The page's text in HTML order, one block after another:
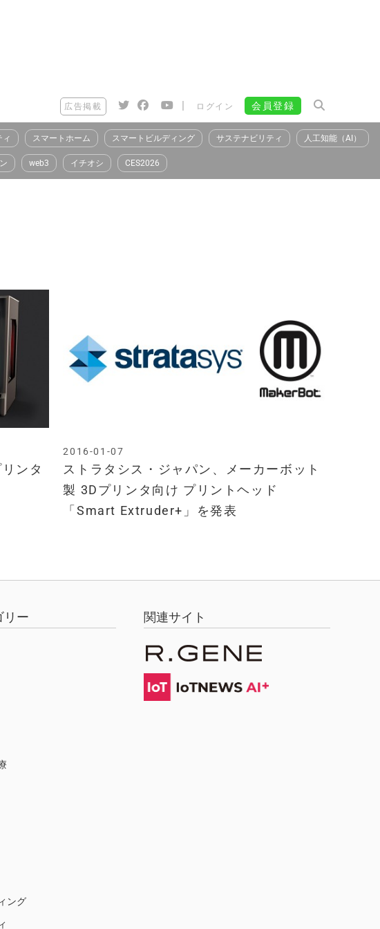
広告掲載 | ログイン 会員登録
ィ スマートホーム スマートビルディング サステナビリティ 人工知能（AI）
web3 イチオシ CES2026
ンタ
ストラタシス・ジャパン、メーカーボット
製 3Dプリンタ向け プリントヘッド
「Smart Extruder+」を発表
2016-01-07
リー
ング
関連サイト